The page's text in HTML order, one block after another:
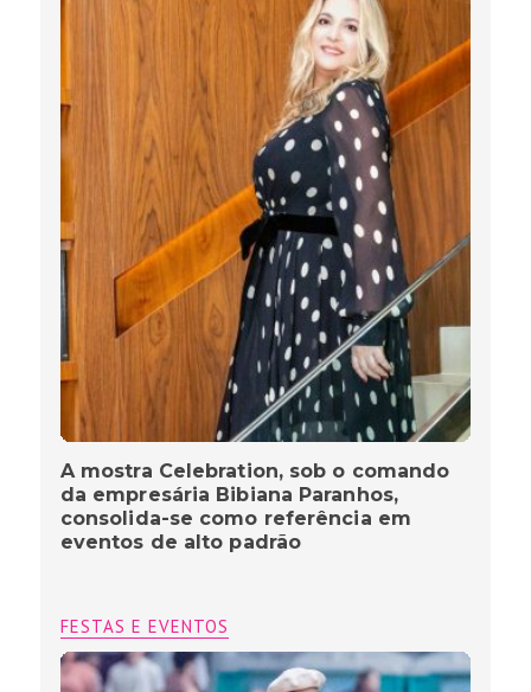
A mostra Celebration, sob o comando
da empresária Bibiana Paranhos,
consolida-se como referência em
eventos de alto padrão
FESTAS E EVENTOS